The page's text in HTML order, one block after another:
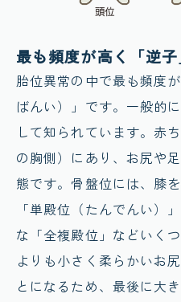
最も頻度が高く「逆
胎位異常の中で最も頻度
ばんい）」です。一般的
して知られています。赤
の胸側）にあり、お尻や
態です。骨盤位には、膝
「単殿位（たんでんい）
な「全複殿位」などいく
よりも小さく柔らかいお
とになるため、最後に大